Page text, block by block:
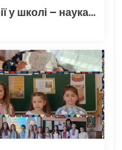
Тиждень фізики та хімії у школі – наука, що захоплює